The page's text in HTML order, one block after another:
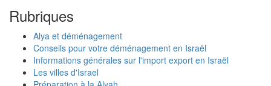
taxes de douane sur mon véhicule ?
Où paye t'on des impôts quand on habite
une partie de l'année en France et une partie
en Israël ?
Faut-il ouvrir un dossier à l'Agence Juive à
l'étranger pour obtenir le statut de nouvel
Rubriques
Alya et déménagement
Conseils pour votre déménagement en Israël
Informations générales sur l'import export en Israël
Les villes d'Israel